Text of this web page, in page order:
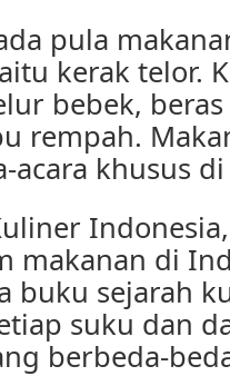
pula
kerak telor.
bebek,
rempah.
khusus di
makanan di
buku sejarah
suku dan
berbeda-